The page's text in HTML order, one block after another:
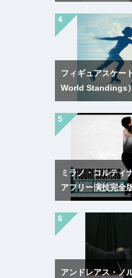
フィギュアスケー
World Standings
ミラノ・コルテ
アフリー演技完
アンドレアス・ノ